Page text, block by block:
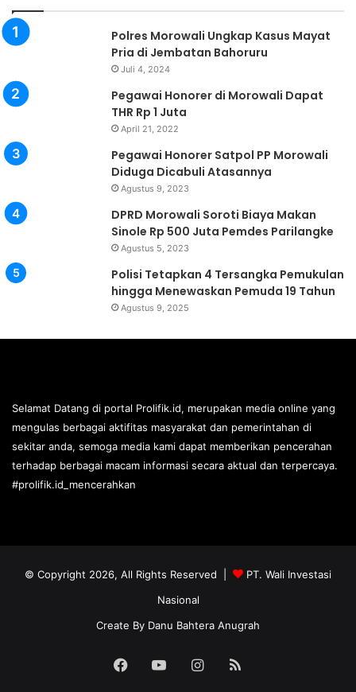
Polres Morowali Ungkap Kasus Mayat
Pria di Jembatan Bahoruru
Juli 4, 2024
Pegawai Honorer di Morowali Dapat
THR Rp 1 Juta
April 21, 2022
Pegawai Honorer Satpol PP Morowali
Diduga Dicabuli Atasannya
Agustus 9, 2023
DPRD Morowali Soroti Biaya Makan
Sinole Rp 500 Juta Pemdes Parilangke
Agustus 5, 2023
Polisi Tetapkan 4 Tersangka Pemukulan
hingga Menewaskan Pemuda 19 Tahun
Agustus 9, 2025
Selamat Datang di portal Prolifik.id, merupakan media online yang
mengulas berbagai aktifitas masyarakat dan pemerintahan di
sekitar anda, semoga media kami dapat memberikan pencerahan
terhadap berbagai macam informasi secara aktual dan terpercaya.
#prolifik.id_mencerahkan
© Copyright 2026, All Rights Reserved |
PT. Wali Investasi
Nasional
Create By Danu Bahtera Anugrah
Facebook
YouTubeInstagram
RSS